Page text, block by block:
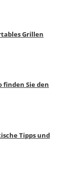
Grillen
finden Sie den
Tipps und